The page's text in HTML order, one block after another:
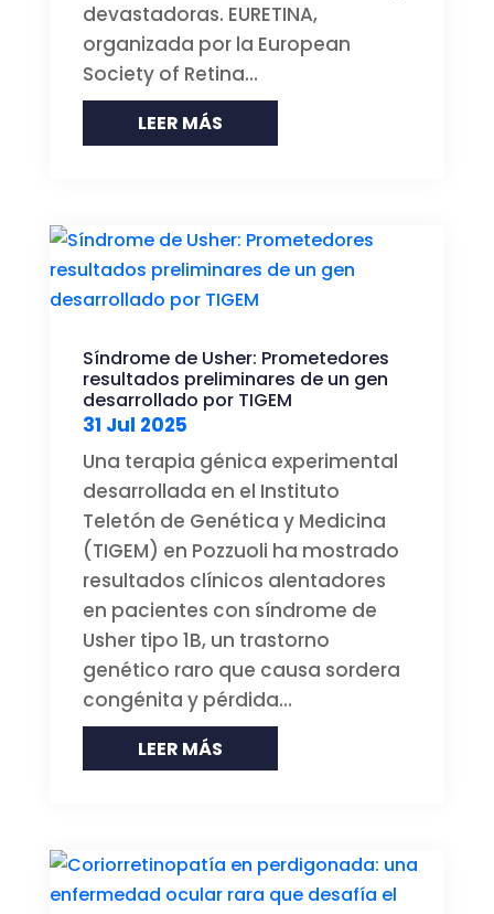
devastadoras. EURETINA,
organizada por la European
Society of Retina...
LEER MÁS
Síndrome de Usher: Prometedores
resultados preliminares de un gen
desarrollado por TIGEM
31 Jul 2025
Una terapia génica experimental
desarrollada en el Instituto
Teletón de Genética y Medicina
(TIGEM) en Pozzuoli ha mostrado
resultados clínicos alentadores
en pacientes con síndrome de
Usher tipo 1B, un trastorno
genético raro que causa sordera
congénita y pérdida...
LEER MÁS